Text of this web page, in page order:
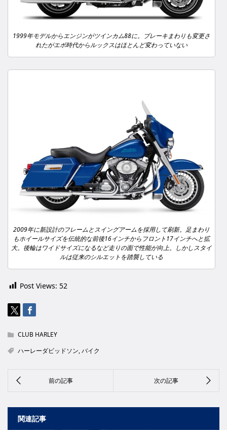
1999年モデルからエンジンがツインカム88に。ブレーキまわりも変更さ
れたがエボ時代からルックスはほとんど変わっていない
2009年に新設計のフレームとスイングアームを採用して刷新。足まわり
もホイールサイズを伝統的な前後16インチからフロント17インチへと拡
大。後輪はワイドサイズになるなど走りの面で性能が向上。しかしスタイ
ルは従来のシルエットを踏襲している
Post Views: 52
CLUB HARLEY
ハーレーダビッドソン,バイク
関連記事